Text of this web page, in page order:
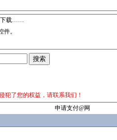
。
犯了您的权益，请联系我们 ！
申请支付@网